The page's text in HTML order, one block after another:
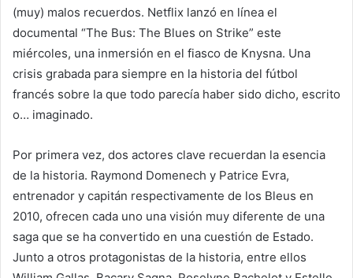
(muy) malos recuerdos. Netflix lanzó en línea el
documental “The Bus: The Blues on Strike” este
miércoles, una inmersión en el fiasco de Knysna. Una
crisis grabada para siempre en la historia del fútbol
francés sobre la que todo parecía haber sido dicho, escrito
o… imaginado.
Por primera vez, dos actores clave recuerdan la esencia
de la historia. Raymond Domenech y Patrice Evra,
entrenador y capitán respectivamente de los Bleus en
2010, ofrecen cada uno una visión muy diferente de una
saga que se ha convertido en una cuestión de Estado.
Junto a otros protagonistas de la historia, entre ellos